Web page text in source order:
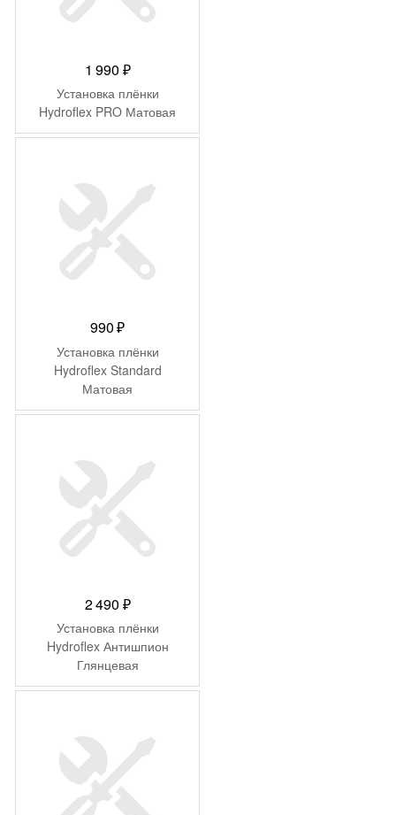
1 990 ₽
Установка плёнки
Hydroflex PRO Матовая
990₽
Установка плёнки
Hydroflex Standard
Матовая
2 490 ₽
Установка плёнки
Hydroflex Антишпион
Глянцевая